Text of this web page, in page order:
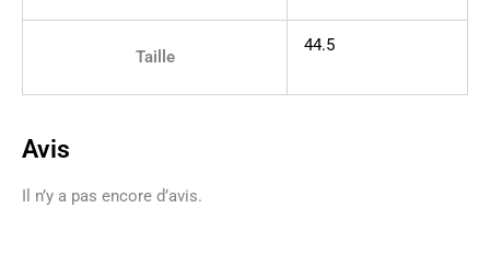
Taille
44.5
Avis
Il n’y a pas encore d’avis.